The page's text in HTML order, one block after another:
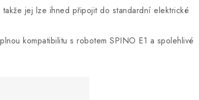
takže jej lze ihned připojit do standardní elektrické
kompatibilitu s robotem SPINO E1 a spolehlivé